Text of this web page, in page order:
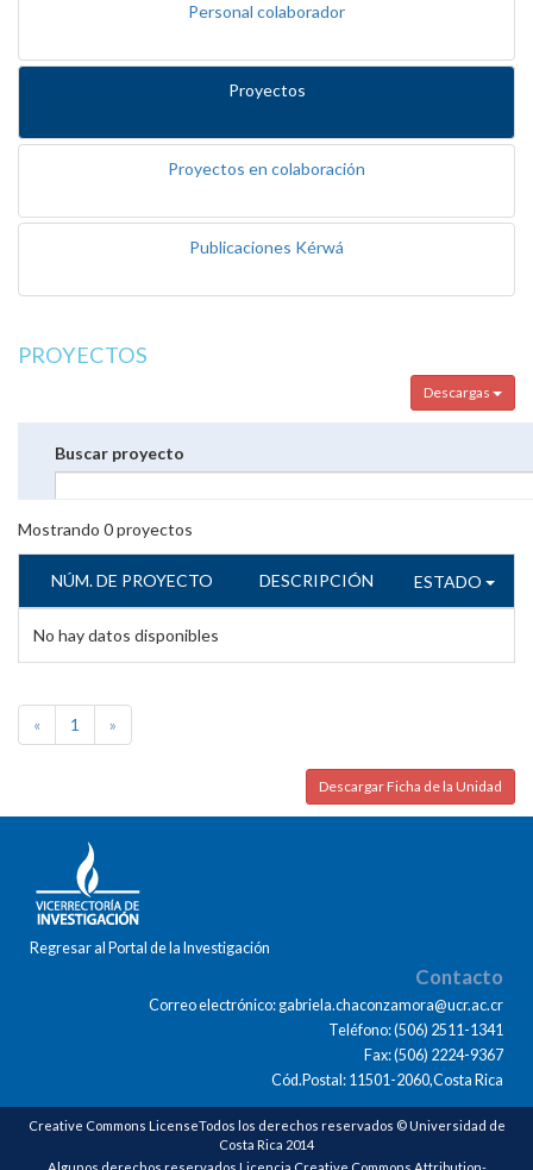
Personal colaborador
Proyectos
Proyectos en colaboración
Publicaciones Kérwá
PROYECTOS
Descargas
Buscar proyecto
Mostrando 0proyectos
NÚM. DE PROYECTO DESCRIPCIÓN ESTADO
No hay datos disponibles
« 1 »
Descargar Ficha de la Unidad
Regresar al Portal de la Investigación
Contacto
Correo electrónico: gabriela.chaconzamora@ucr.ac.cr
Teléfono: (506) 2511-1341
Fax: (506) 2224-9367
Cód.Postal: 11501-2060,Costa Rica
Creative Commons LicenseTodos los derechos reservados © Universidad de
Costa Rica 2014